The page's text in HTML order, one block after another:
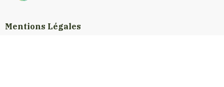
Mentions Légales